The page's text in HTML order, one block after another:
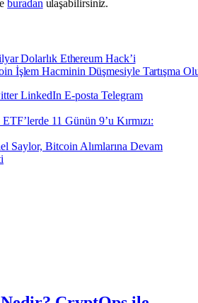
buradan ulaşabilirsiniz.
Dolarlık Ethereum Hack’i
İşlem Hacminin Düşmesiyle Tartışma
LinkedIn E-posta Telegram
11 Günün 9’u Kırmızı:
Saylor, Bitcoin Alımlarına Devam